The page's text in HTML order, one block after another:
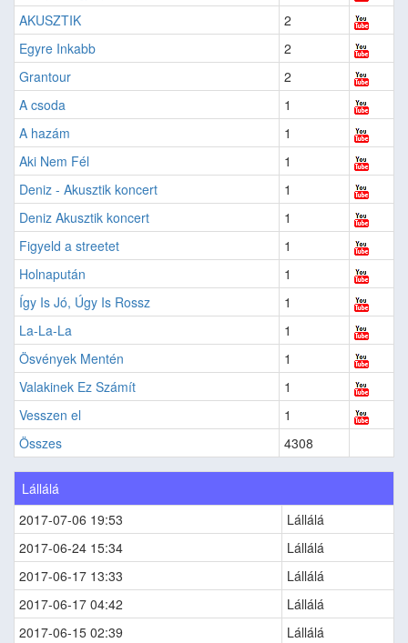
AKUSZTIK
2
Egyre Inkabb
2
Grantour
2
A csoda
1
A hazám
1
Aki Nem Fél
1
Deniz - Akusztik koncert
1
Deniz Akusztik koncert
1
Figyeld a streetet
1
Holnapután
1
Így Is Jó, Úgy Is Rossz
1
La-La-La
1
Ösvények Mentén
1
Valakinek Ez Számít
1
Vesszen el
1
Összes
4308
Lállálá
2017-07-06 19:53
Lállálá
2017-06-24 15:34
Lállálá
2017-06-17 13:33
Lállálá
2017-06-17 04:42
Lállálá
2017-06-15 02:39
Lállálá